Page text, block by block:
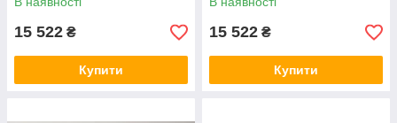
15 522 ₴
Купити
15 522 ₴
Купити